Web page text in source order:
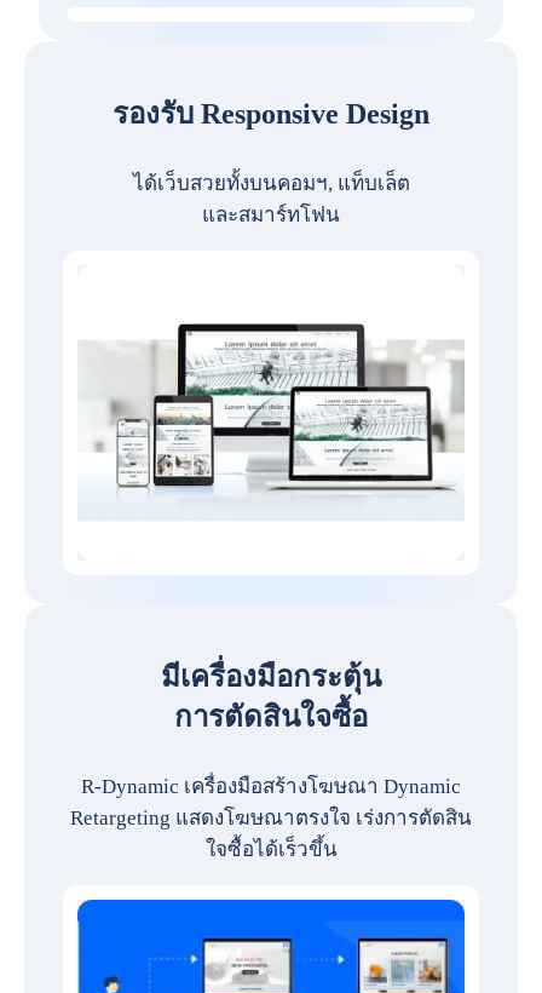
รองรับ Responsive Design
ได้เว็บสวยทั้งบนคอมฯ, แท็บเล็ต
และสมาร์ทโฟน
มีเครื่องมือกระตุ้น
การตัดสินใจซื้อ
R-Dynamic เครื่องมือสร้างโฆษณา Dynamic
Retargeting แสดงโฆษณาตรงใจ เร่งการตัดสิน
ใจซื้อได้เร็วขึ้น